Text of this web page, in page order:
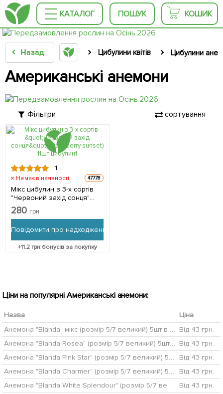
КАТАЛОГ ПОШУК КОШИК
Назад Цибулини квітів Цибулини
Американські анемони
Фільтри сортування
1
Немає в наявності 47778
Мікс цибулин з 3-х сортів
"Червоний захід сонця"
(Raspberry sunset) 11шт
цибулин
280 грн
Повідомити про надходження
+11.2 грн бонусів за покупку
Ціни на популярні Американські анемони:
Назва
Ціна
Анемона "Blanda" мікс (розмір 5/7 великий) 5шт в упаковці Від 43 грн.
Анемона "Blanda Rosea" (розмір 5/7 великий) 5шт в упаковці Від 43 грн.
Анемона "Blanda Pink Star" (розмір 5/7 великий) 5шт в упаковці
Від 43 грн.
Анемона "Blanda Charmer" (розмір 5/7 великий) 5шт в упаковці
Від 43 грн.
Анемона "Blanda White Splendour" (розмір 5/7 великий) 5шт в упаковці
Від 43 грн.